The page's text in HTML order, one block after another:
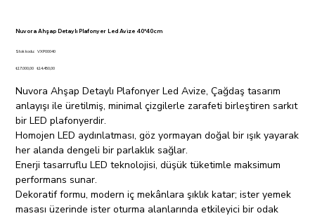
Nuvora Ahşap Detaylı Plafonyer Led Avize 40*40cm
Stok kodu: Stok
VXP00040
VXP00040
Orijinal
₺17.000,00 İndirimli
₺14.450,00
Nuvora Ahşap Detaylı Plafonyer Led Avize, Çağdaş tasarım
anlayışı ile üretilmiş, minimal çizgilerle zarafeti birleştiren sarkıt
bir LED plafonyerdir.
Homojen LED aydınlatması, göz yormayan doğal bir ışık yayarak
her alanda dengeli bir parlaklık sağlar.
Enerji tasarruflu LED teknolojisi, düşük tüketimle maksimum
performans sunar.
Dekoratif formu, modern iç mekânlara şıklık katar; ister yemek
masası üzerinde ister oturma alanlarında etkileyici bir odak